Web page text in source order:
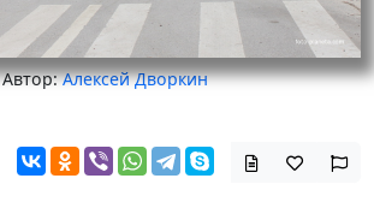
Автор:Алексей Дворкин